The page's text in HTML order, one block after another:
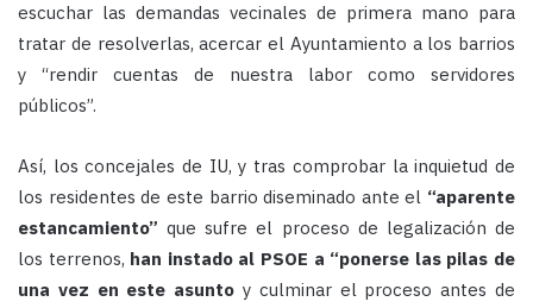
escuchar las demandas vecinales de primera mano para
tratar de resolverlas, acercar el Ayuntamiento a los barrios
y “rendir cuentas de nuestra labor como servidores
públicos”.
Así, los concejales de IU, y tras comprobar la inquietud de
los residentes de este barrio diseminado ante el “aparente
estancamiento” que sufre el proceso de legalización de
los terrenos, han instado al PSOE a “ponerse las pilas de
una vez en este asunto y culminar el proceso antes de